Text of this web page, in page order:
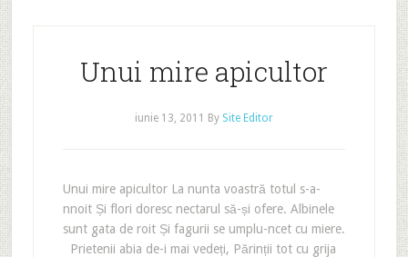
Unui mire apicultor
iunie 13, 2011 By Site Editor
Unui mire apicultor La nunta voastră totul s-a-
nnoit Și flori doresc nectarul să-și ofere. Albinele
sunt gata de roit Și fagurii se umplu-ncet cu miere.
Prietenii abia de-i mai vedeți, Părinții tot cu grija